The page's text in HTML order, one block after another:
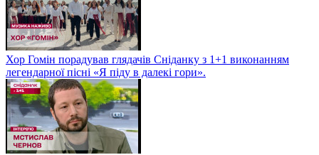
Хор Гомін порадував глядачів Сніданку з 1+1 виконанням
легендарної пісні «Я піду в далекі гори».